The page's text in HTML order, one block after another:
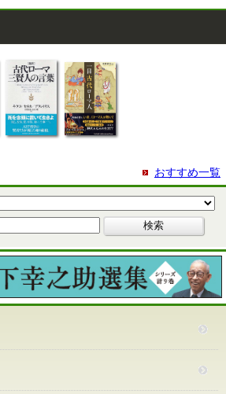
おすすめ一覧